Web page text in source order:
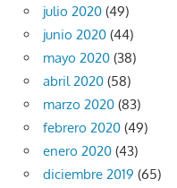
julio 2020 (49)
junio 2020 (44)
mayo 2020 (38)
abril 2020 (58)
marzo 2020 (83)
febrero 2020 (49)
enero 2020 (43)
diciembre 2019 (65)